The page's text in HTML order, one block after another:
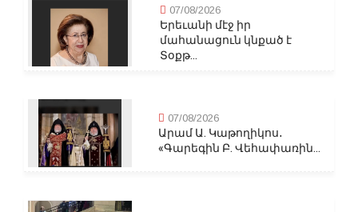
07/08/2026
Երեւանի մէջ իր
մահանացուն կնքած է
Տօքթ...
07/08/2026
Արամ Ա. Կաթողիկոս․
«Գարեգին Բ. Վեհափառին...